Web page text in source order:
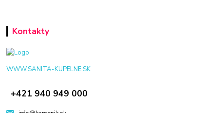
Kontakty
WWW.SANITA-KUPELNE.SK
+421 940 949 000